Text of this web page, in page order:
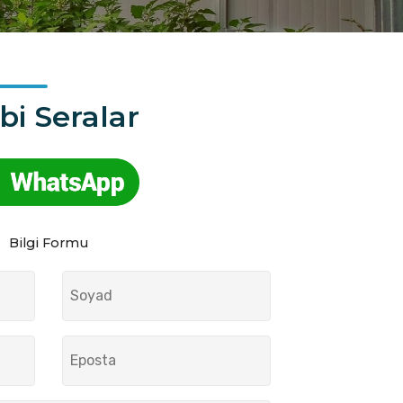
Seralar
Bilgi Formu